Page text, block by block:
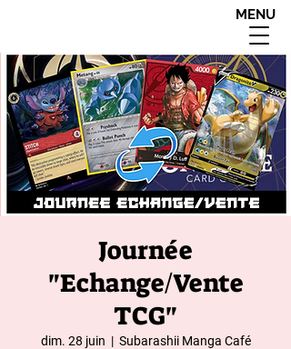
MENU
Journée
"Echange/Vente
TCG"
dim. 28 juin
  |
Subarashii Manga Café